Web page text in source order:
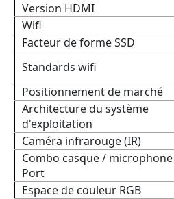
Version HDMI
Wifi
Facteur de forme SSD
Standards wifi
Positionnement de marché
Architecture du système
d'exploitation
Caméra infrarouge (IR)
Combo casque / microphone
Port
Espace de couleur RGB